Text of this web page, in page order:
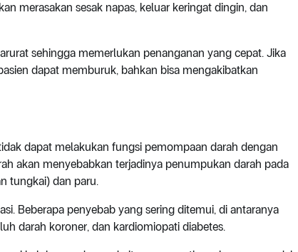
merasakan sesak napas, keluar keringat dingin, dan
sehingga memerlukan penanganan yang cepat. Jika
dapat memburuk, bahkan bisa mengakibatkan
dapat melakukan fungsi pemompaan darah dengan
akan menyebabkan terjadinya penumpukan darah pada
tungkai) dan paru.
Beberapa penyebab yang sering ditemui, di antaranya
darah koroner, dan kardiomiopati diabetes.